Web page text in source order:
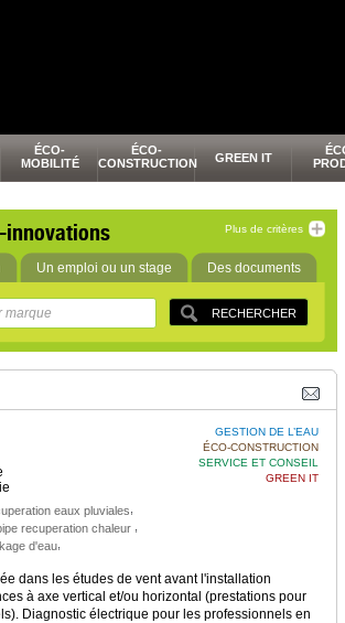
ÉCO-
MOBILITÉ
ÉCO-
CONSTRUCTION
GREEN IT
innovations Plus de critères
Un emploi ou un stage Des documents
eaux pluviales
recuperation chaleur
d'eau,
GESTION DE L’EAU
ÉCO-CONSTRUCTION
SERVICE ET CONSEIL
GREEN IT
dans les études de vent avant l'installation
à axe vertical et/ou horizontal (prestations pour
Diagnostic électrique pour les professionnels en